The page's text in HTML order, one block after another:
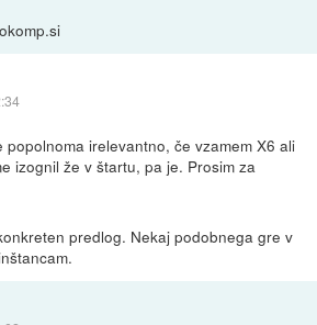
irelevantno, če vzamem X6 ali
izognil že v štartu, pa je. Prosim za
predlog. Nekaj podobnega gre v